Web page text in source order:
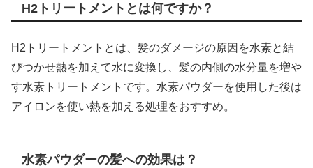
H2トリートメントとは何ですか？
H2トリートメントとは、髪のダメージの原因を水素と結
びつかせ熱を加えて水に変換し、髪の内側の水分量を増や
す水素トリートメントです。水素パウダーを使用した後は
アイロンを使い熱を加える処理をおすすめ。
水素パウダーの髪への効果は？